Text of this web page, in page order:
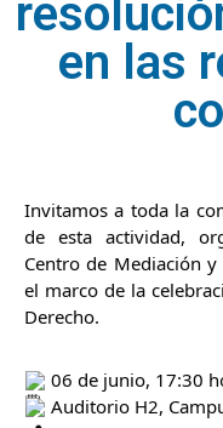
en las
Invitamos a toda la
de esta actividad,
Centro de Mediación y
el marco de la
Derecho.
06 de junio, 17:30
Auditorio H2,